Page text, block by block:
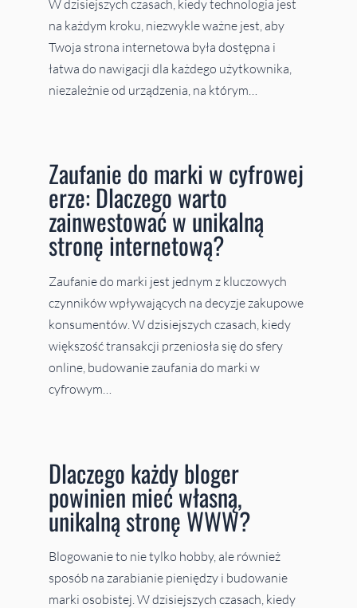
W dzisiejszych czasach, kiedy technologia jest
na każdym kroku, niezwykle ważne jest, aby
Twoja strona internetowa była dostępna i
łatwa do nawigacji dla każdego użytkownika,
niezależnie od urządzenia, na którym…
Zaufanie do marki w cyfrowej
erze: Dlaczego warto
zainwestować w unikalną
stronę internetową?
Zaufanie do marki jest jednym z kluczowych
czynników wpływających na decyzje zakupowe
konsumentów. W dzisiejszych czasach, kiedy
większość transakcji przeniosła się do sfery
online, budowanie zaufania do marki w
cyfrowym…
Dlaczego każdy bloger
powinien mieć własną,
unikalną stronę WWW?
Blogowanie to nie tylko hobby, ale również
sposób na zarabianie pieniędzy i budowanie
marki osobistej. W dzisiejszych czasach, kiedy